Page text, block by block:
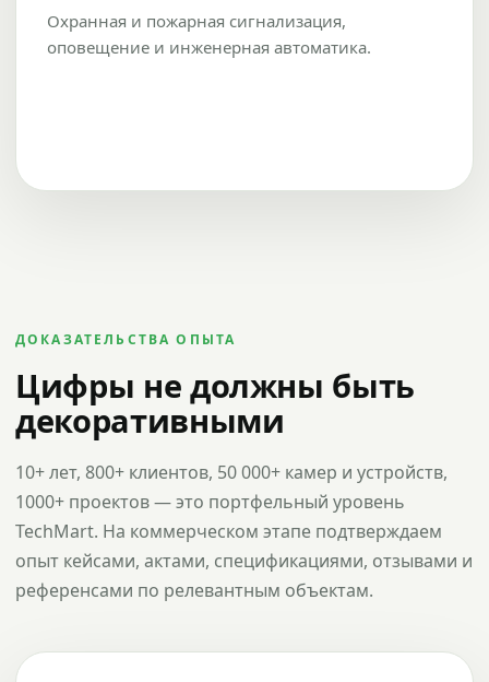
Охранная и пожарная сигнализация,
оповещение и инженерная автоматика.
ДОКАЗАТЕЛЬСТВА ОПЫТА
Цифры не должны быть
декоративными
10+ лет, 800+ клиентов, 50 000+ камер и устройств,
1000+ проектов — это портфельный уровень
TechMart. На коммерческом этапе подтверждаем
опыт кейсами, актами, спецификациями, отзывами и
референсами по релевантным объектам.